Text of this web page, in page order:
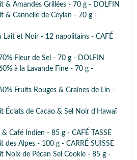
& Amandes Grillées - 70 g - DOLFIN
& Cannelle de Ceylan - 70 g -
Lait et Noir - 12 napolitains - CAFÉ
Fleur de Sel - 70 g - DOLFIN
à la Lavande Fine - 70 g -
Fruits Rouges & Graines de Lin -
Éclats de Cacao & Sel Noir d'Hawaï
& Café Indien - 85 g - CAFÉ TASSE
des Alpes - 100 g - CARRÉ SUISSE
Noix de Pécan Sel Cookie - 85 g -